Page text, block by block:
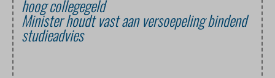
hoog collegegeld
Minister houdt vast aan versoepeling bindend
studieadvies